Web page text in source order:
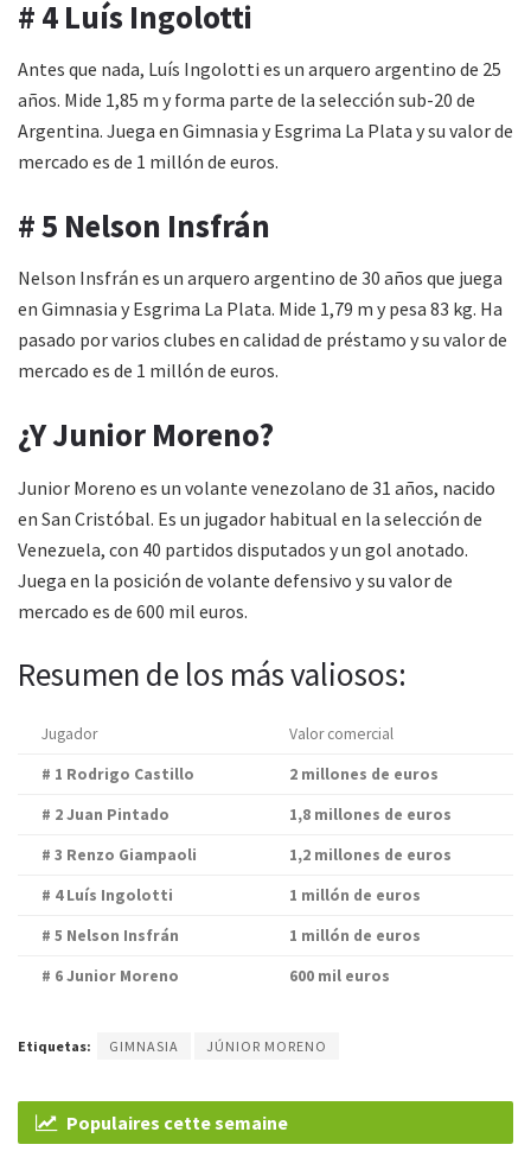
# 4 Luís Ingolotti
Antes que nada, Luís Ingolotti es un arquero argentino de 25
años. Mide 1,85 m y forma parte de la selección sub-20 de
Argentina. Juega en Gimnasia y Esgrima La Plata y su valor de
mercado es de 1 millón de euros.
# 5 Nelson Insfrán
Nelson Insfrán es un arquero argentino de 30 años que juega
en Gimnasia y Esgrima La Plata. Mide 1,79 m y pesa 83 kg. Ha
pasado por varios clubes en calidad de préstamo y su valor de
mercado es de 1 millón de euros.
¿Y Junior Moreno?
Junior Moreno es un volante venezolano de 31 años, nacido
en San Cristóbal. Es un jugador habitual en la selección de
Venezuela, con 40 partidos disputados y un gol anotado.
Juega en la posición de volante defensivo y su valor de
mercado es de 600 mil euros.
Resumen de los más valiosos:
Jugador
Valor comercial
# 1 Rodrigo Castillo
2 millones de euros
# 2 Juan Pintado
1,8 millones de euros
# 3 Renzo Giampaoli
1,2 millones de euros
# 4 Luís Ingolotti
1 millón de euros
# 5 Nelson Insfrán
1 millón de euros
# 6 Junior Moreno
600 mil euros
Etiquetas: GIMNASIA JÚNIOR MORENO
Populaires cette semaine